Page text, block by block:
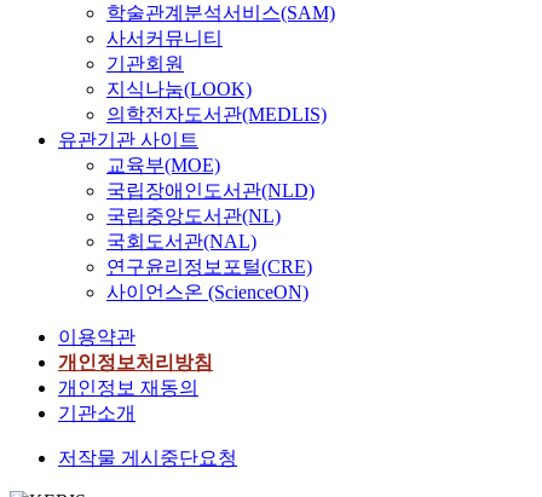
학술관계분석서비스(SAM)
사서커뮤니티
기관회원
지식나눔(LOOK)
의학전자도서관(MEDLIS)
유관기관 사이트
교육부(MOE)
국립장애인도서관(NLD)
국립중앙도서관(NL)
국회도서관(NAL)
연구윤리정보포털(CRE)
사이언스온 (ScienceON)
이용약관
개인정보처리방침
개인정보 재동의
기관소개
저작물 게시중단요청